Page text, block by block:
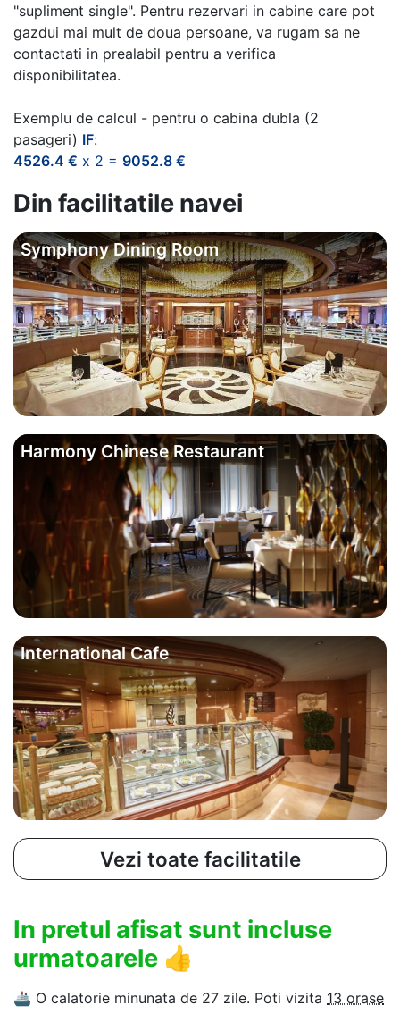
"supliment single". Pentru rezervari in cabine care pot
gazdui mai mult de doua persoane, va rugam sa ne
contactati in prealabil pentru a verifica
disponibilitatea.
Exemplu de calcul - pentru o cabina dubla (2
pasageri) IF:
4526.4 € x 2 = 9052.8 €
Din facilitatile navei
Symphony Dining Room
Harmony Chinese Restaurant
International Cafe
Vezi toate facilitatile
In pretul afisat sunt incluse
urmatoarele 👍
🚢 O calatorie minunata de 27 zile. Poti vizita 13 orase